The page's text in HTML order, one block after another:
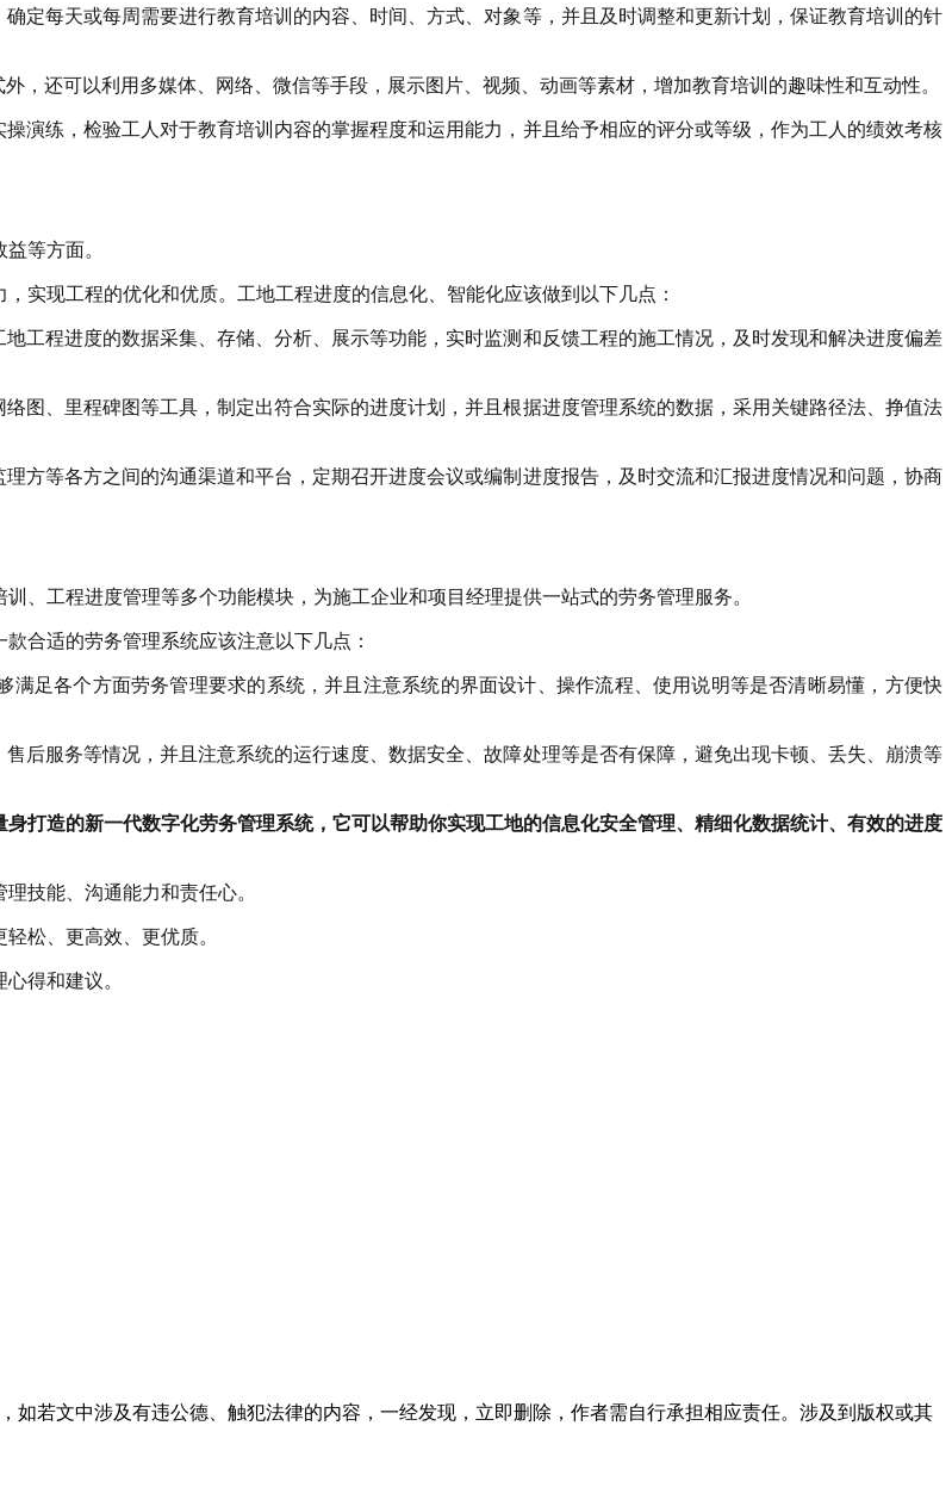
确定每天或每周需要进行教育培训的内容、时间、方式、对象等，并且及时调整和更新计划，保证教育培训的针
，还可以利用多媒体、网络、微信等手段，展示图片、视频、动画等素材，增加教育培训的趣味性和互动性。
演练，检验工人对于教育培训内容的掌握程度和运用能力，并且给予相应的评分或等级，作为工人的绩效考核
等方面。
实现工程的优化和优质。工地工程进度的信息化、智能化应该做到以下几点：
工程进度的数据采集、存储、分析、展示等功能，实时监测和反馈工程的施工情况，及时发现和解决进度偏差
图、里程碑图等工具，制定出符合实际的进度计划，并且根据进度管理系统的数据，采用关键路径法、挣值法
理方等各方之间的沟通渠道和平台，定期召开进度会议或编制进度报告，及时交流和汇报进度情况和问题，协商
、工程进度管理等多个功能模块，为施工企业和项目经理提供一站式的劳务管理服务。
合适的劳务管理系统应该注意以下几点：
满足各个方面劳务管理要求的系统，并且注意系统的界面设计、操作流程、使用说明等是否清晰易懂，方便快
后服务等情况，并且注意系统的运行速度、数据安全、故障处理等是否有保障，避免出现卡顿、丢失、崩溃等
身打造的新一代数字化劳务管理系统，它可以帮助你实现工地的信息化安全管理、精细化数据统计、有效的进度
技能、沟通能力和责任心。
松、更高效、更优质。
得和建议。
若文中涉及有违公德、触犯法律的内容，一经发现，立即删除，作者需自行承担相应责任。涉及到版权或其